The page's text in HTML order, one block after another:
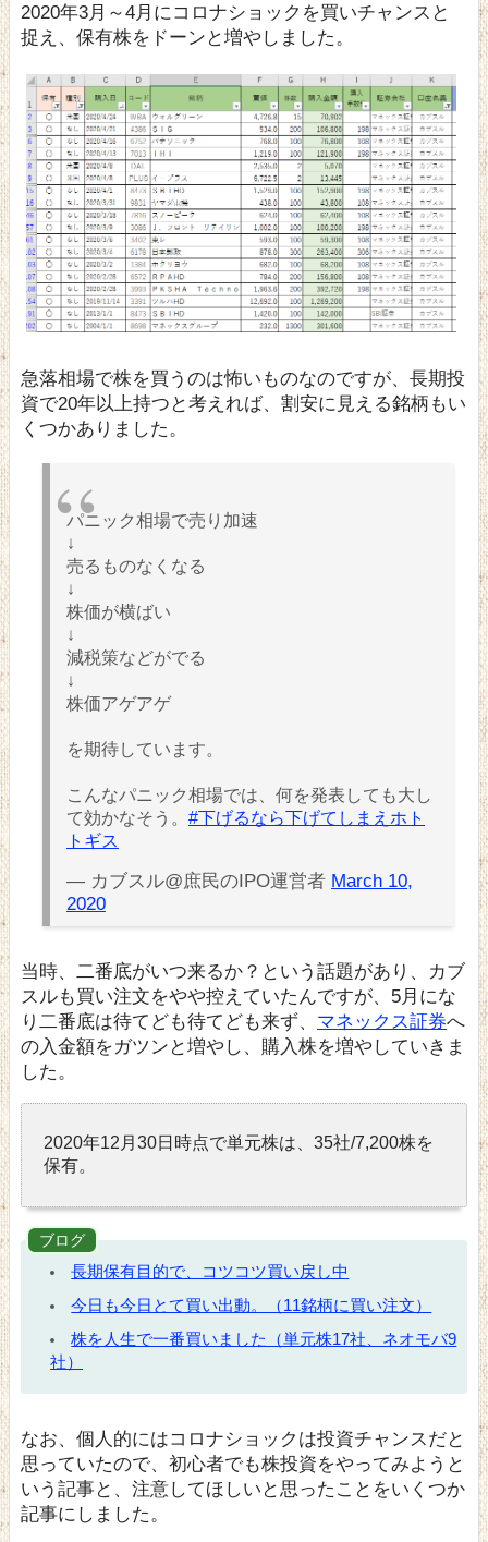
2020年3月～4月にコロナショックを買いチャンスと
捉え、保有株をドーンと増やしました。
急落相場で株を買うのは怖いものなのですが、長期投
資で20年以上持つと考えれば、割安に見える銘柄もい
くつかありました。
パニック相場で売り加速
↓
売るものなくなる
↓
株価が横ばい
↓
減税策などがでる
↓
株価アゲアゲ
を期待しています。
こんなパニック相場では、何を発表しても大し
て効かなそう。 #下げるなら下げてしまえホト
トギス
— カブスル@庶民のIPO運営者 March 10,
2020
当時、二番底がいつ来るか？という話題があり、カブ
スルも買い注文をやや控えていたんですが、5月にな
り二番底は待てども待てども来ず、 マネックス証券へ
の入金額をガツンと増やし、購入株を増やしていきま
した。
2020年12月30日時点で単元株は、35社/7,200株を
保有。
ブログ
長期保有目的で、コツコツ買い戻し中
今日も今日とて買い出動。（11銘柄に買い注文）
株を人生で一番買いました（単元株17社、ネオモバ9
社）
なお、個人的にはコロナショックは投資チャンスだと
思っていたので、初心者でも株投資をやってみようと
いう記事と、注意してほしいと思ったことをいくつか
記事にしました。